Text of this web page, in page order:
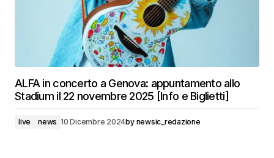
ALFA in concerto a Genova: appuntamento allo
Stadium il 22 novembre 2025 [Info e Biglietti]
live news 10 Dicembre 2024by newsic_redazione